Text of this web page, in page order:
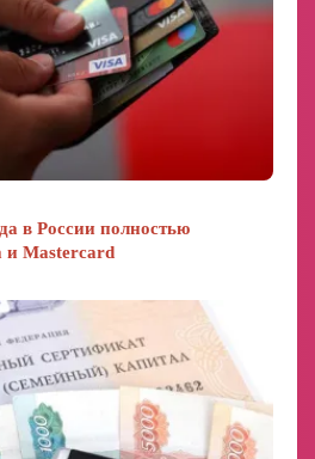
в России полностью
и Mastercard